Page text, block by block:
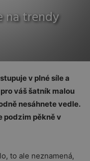
na trendy
v plné síle a
váš šatník malou
nesáhnete vedle.
podzim pěkně v
to ale neznamená,